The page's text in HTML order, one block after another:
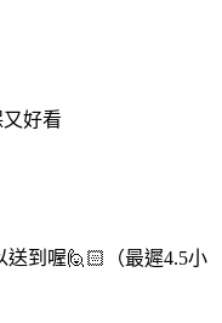
好看
到喔🙋🏻（最遲4.5小